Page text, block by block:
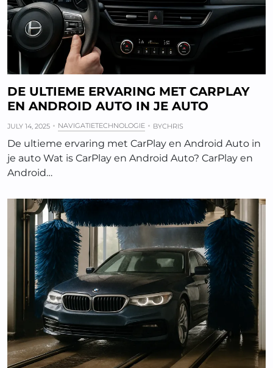
DE ULTIEME ERVARING MET CARPLAY
EN ANDROID AUTO IN JE AUTO
JULY 14, 2025 NAVIGATIETECHNOLOGIE BYCHRIS
De ultieme ervaring met CarPlay en Android Auto in
je auto Wat is CarPlay en Android Auto? CarPlay en
Android…